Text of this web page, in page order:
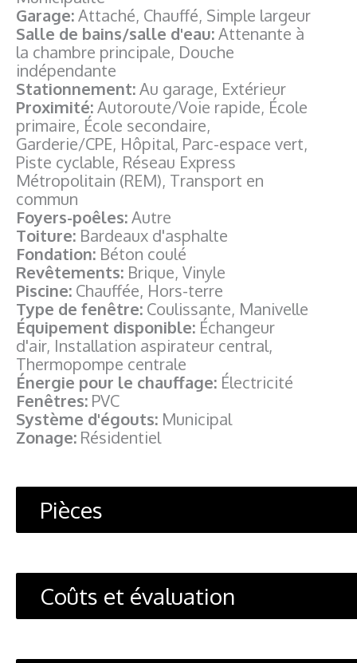
Garage:Attaché, Chauffé, Simple largeur
Salle de bains/salle d'eau:Attenante à
la chambre principale, Douche
indépendante
Stationnement:Au garage, Extérieur
Proximité:Autoroute/Voie rapide, École
primaire, École secondaire,
Garderie/CPE, Hôpital, Parc-espace vert,
Piste cyclable, Réseau Express
Métropolitain (REM), Transport en
commun
Foyers-poêles:Autre
Toiture: Bardeaux d'asphalte
Fondation: Béton coulé
Revêtements: Brique, Vinyle
Piscine: Chauffée, Hors-terre
Type de fenêtre: Coulissante, Manivelle
Équipement disponible: Échangeur
d'air, Installation aspirateur central,
Thermopompe centrale
Énergie pour le chauffage: Électricité
Fenêtres: PVC
Système d'égouts: Municipal
Zonage: Résidentiel
Pièces
Coûts et évaluation